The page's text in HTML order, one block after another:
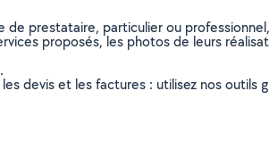
prestataire, particulier ou
proposés, les photos de leurs
devis et les factures : utilisez nos